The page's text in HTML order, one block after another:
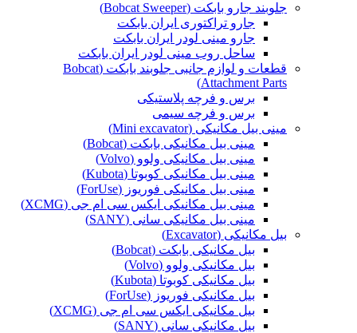
جلوبند جارو بابکت (Bobcat Sweeper)
جارو تراکتوری ایران بابکت
جارو مینی لودر ایران بابکت
ساحل روب مینی لودر ایران بابکت
قطعات و لوازم جانبی جلوبند بابکت (Bobcat
Attachment Parts)
برس و فرچه پلاستیکی
برس و فرچه سیمی
مینی بیل مکانیکی (Mini excavator)
مینی بیل مکانیکی بابکت (Bobcat)
مینی بیل مکانیکی ولوو (Volvo)
مینی بیل مکانیکی کوبوتا (Kubota)
مینی بیل مکانیکی فوریوز (ForUse)
مینی بیل مکانیکی ایکس سی ام جی (XCMG)
مینی بیل مکانیکی سانی (SANY)
بیل مکانیکی (Excavator)
بیل مکانیکی بابکت (Bobcat)
بیل مکانیکی ولوو (Volvo)
بیل مکانیکی کوبوتا (Kubota)
بیل مکانیکی فوریوز (ForUse)
بیل مکانیکی ایکس سی ام جی (XCMG)
بیل مکانیکی سانی (SANY)